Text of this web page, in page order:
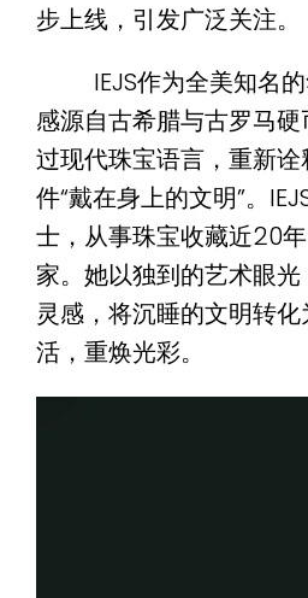
步上线，引发广泛关注。
IEJS作为全美知名的
感源自古希腊与古罗马
过现代珠宝语言，重新
件“戴在身上的文明”。
士，从事珠宝收藏近20
家。她以独到的艺术眼
灵感，将沉睡的文明转
活，重焕光彩。